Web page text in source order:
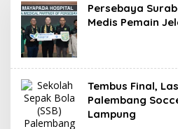
Persebaya
Medis Pemain
Tembus Final,
Palembang
Lampung